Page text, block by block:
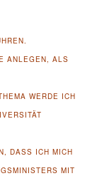
ANLEGEN, ALS I
WERDE ICH
B
DASS ICH MICH
MIT